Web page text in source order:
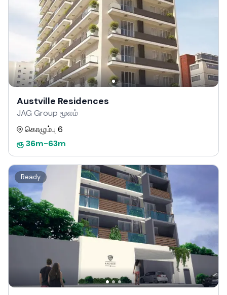
Austville Residences
JAG Group மூலம்
கொழும்பு 6
ரூ36m-63m
Ready